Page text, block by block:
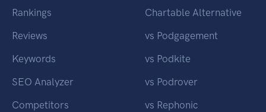
Rankings
Reviews
Keywords
SEO Analyzer
Competitors
Chartable Alternative
vs Podgagement
vs Podkite
vs Podrover
vs Rephonic